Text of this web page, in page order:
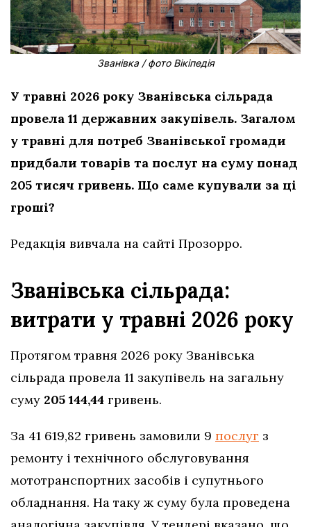
Званівка / фото Вікіпедія
У травні 2026 року Званівська сільрада
провела 11 державних закупівель. Загалом
у травні для потреб Званівської громади
придбали товарів та послуг на суму понад
205 тисяч гривень. Що саме купували за ці
гроші?
Редакція вивчала на сайті Прозорро.
Званівська сільрада:
витрати у травні 2026 року
Протягом травня 2026 року Званівська
сільрада провела 11 закупівель на загальну
суму 205 144,44 гривень.
За 41 619,82 гривень замовили 9 послуг з
ремонту і технічного обслуговування
мототранспортних засобів і супутнього
обладнання. На таку ж суму була проведена